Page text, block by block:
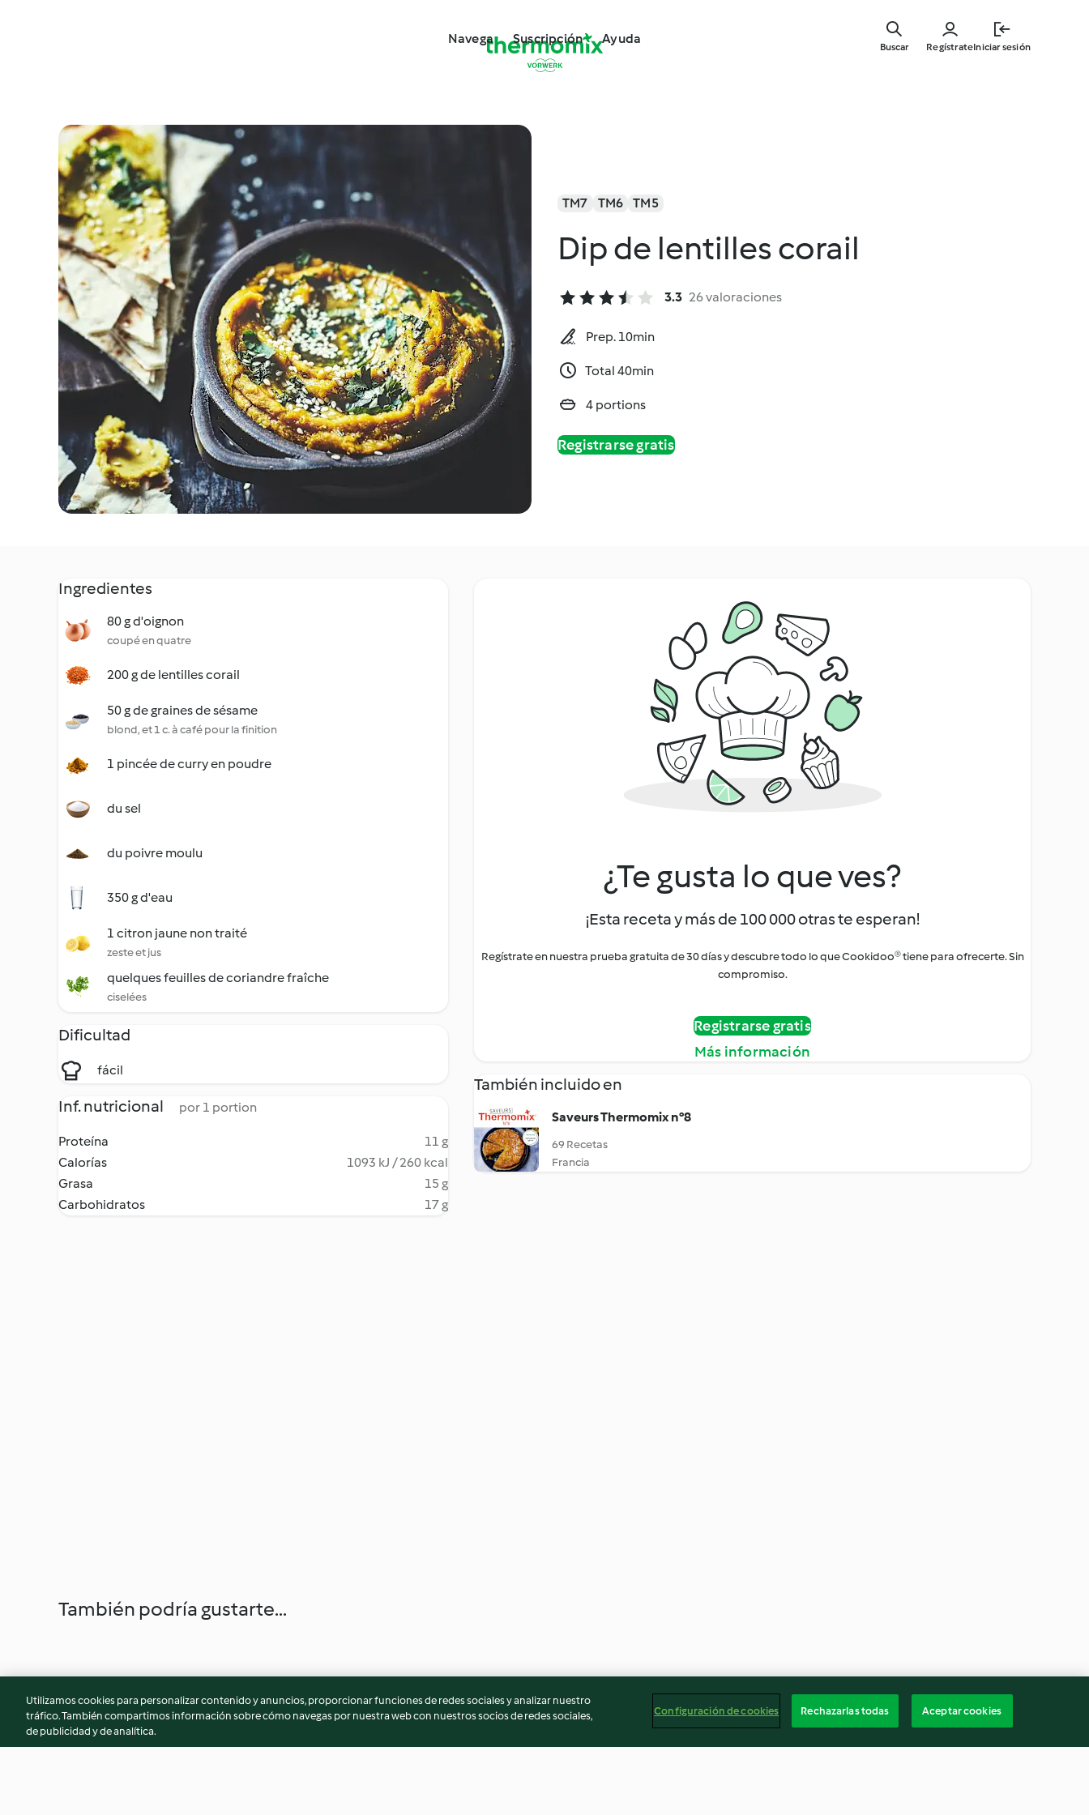
Navega Suscripción Ayuda
RegístrateIniciar sesión
Buscar
TM7 TM6 TM5
Dip de lentilles corail
3.3 26 valoraciones
Prep. 10min
Total 40min
4 portions
Registrarse gratis
Ingredientes
80 g d'oignon
coupé en quatre
200 g de lentilles corail
50 g de graines de sésame
blond, et 1 c. à café pour la finition
1 pincée de curry en poudre
du sel
du poivre moulu
350 g d'eau
1 citron jaune non traité
zeste et jus
quelques feuilles de coriandre fraîche
ciselées
Dificultad
fácil
Inf. nutricional por 1 portion
Proteína
11 g
Calorías
1093 kJ / 260 kcal
Grasa
15 g
Carbohidratos
17 g
¿Te gusta lo que ves?
¡Esta receta y más de 100 000 otras te esperan!
Regístrate en nuestra prueba gratuita de 30 días y descubre todo lo que Cookidoo® tiene para ofrecerte. Sin
compromiso.
Registrarse gratis
Más información
También incluido en
Saveurs Thermomix n°8
69 Recetas
Francia
También podría gustarte...
Utilizamos cookies para personalizar contenido y anuncios, proporcionar funciones de redes sociales y analizar nuestro
tráfico. También compartimos información sobre cómo navegas por nuestra web con nuestros socios de redes sociales,
de publicidad y de analítica.
Configuración de cookies Rechazarlas todas Aceptar cookies